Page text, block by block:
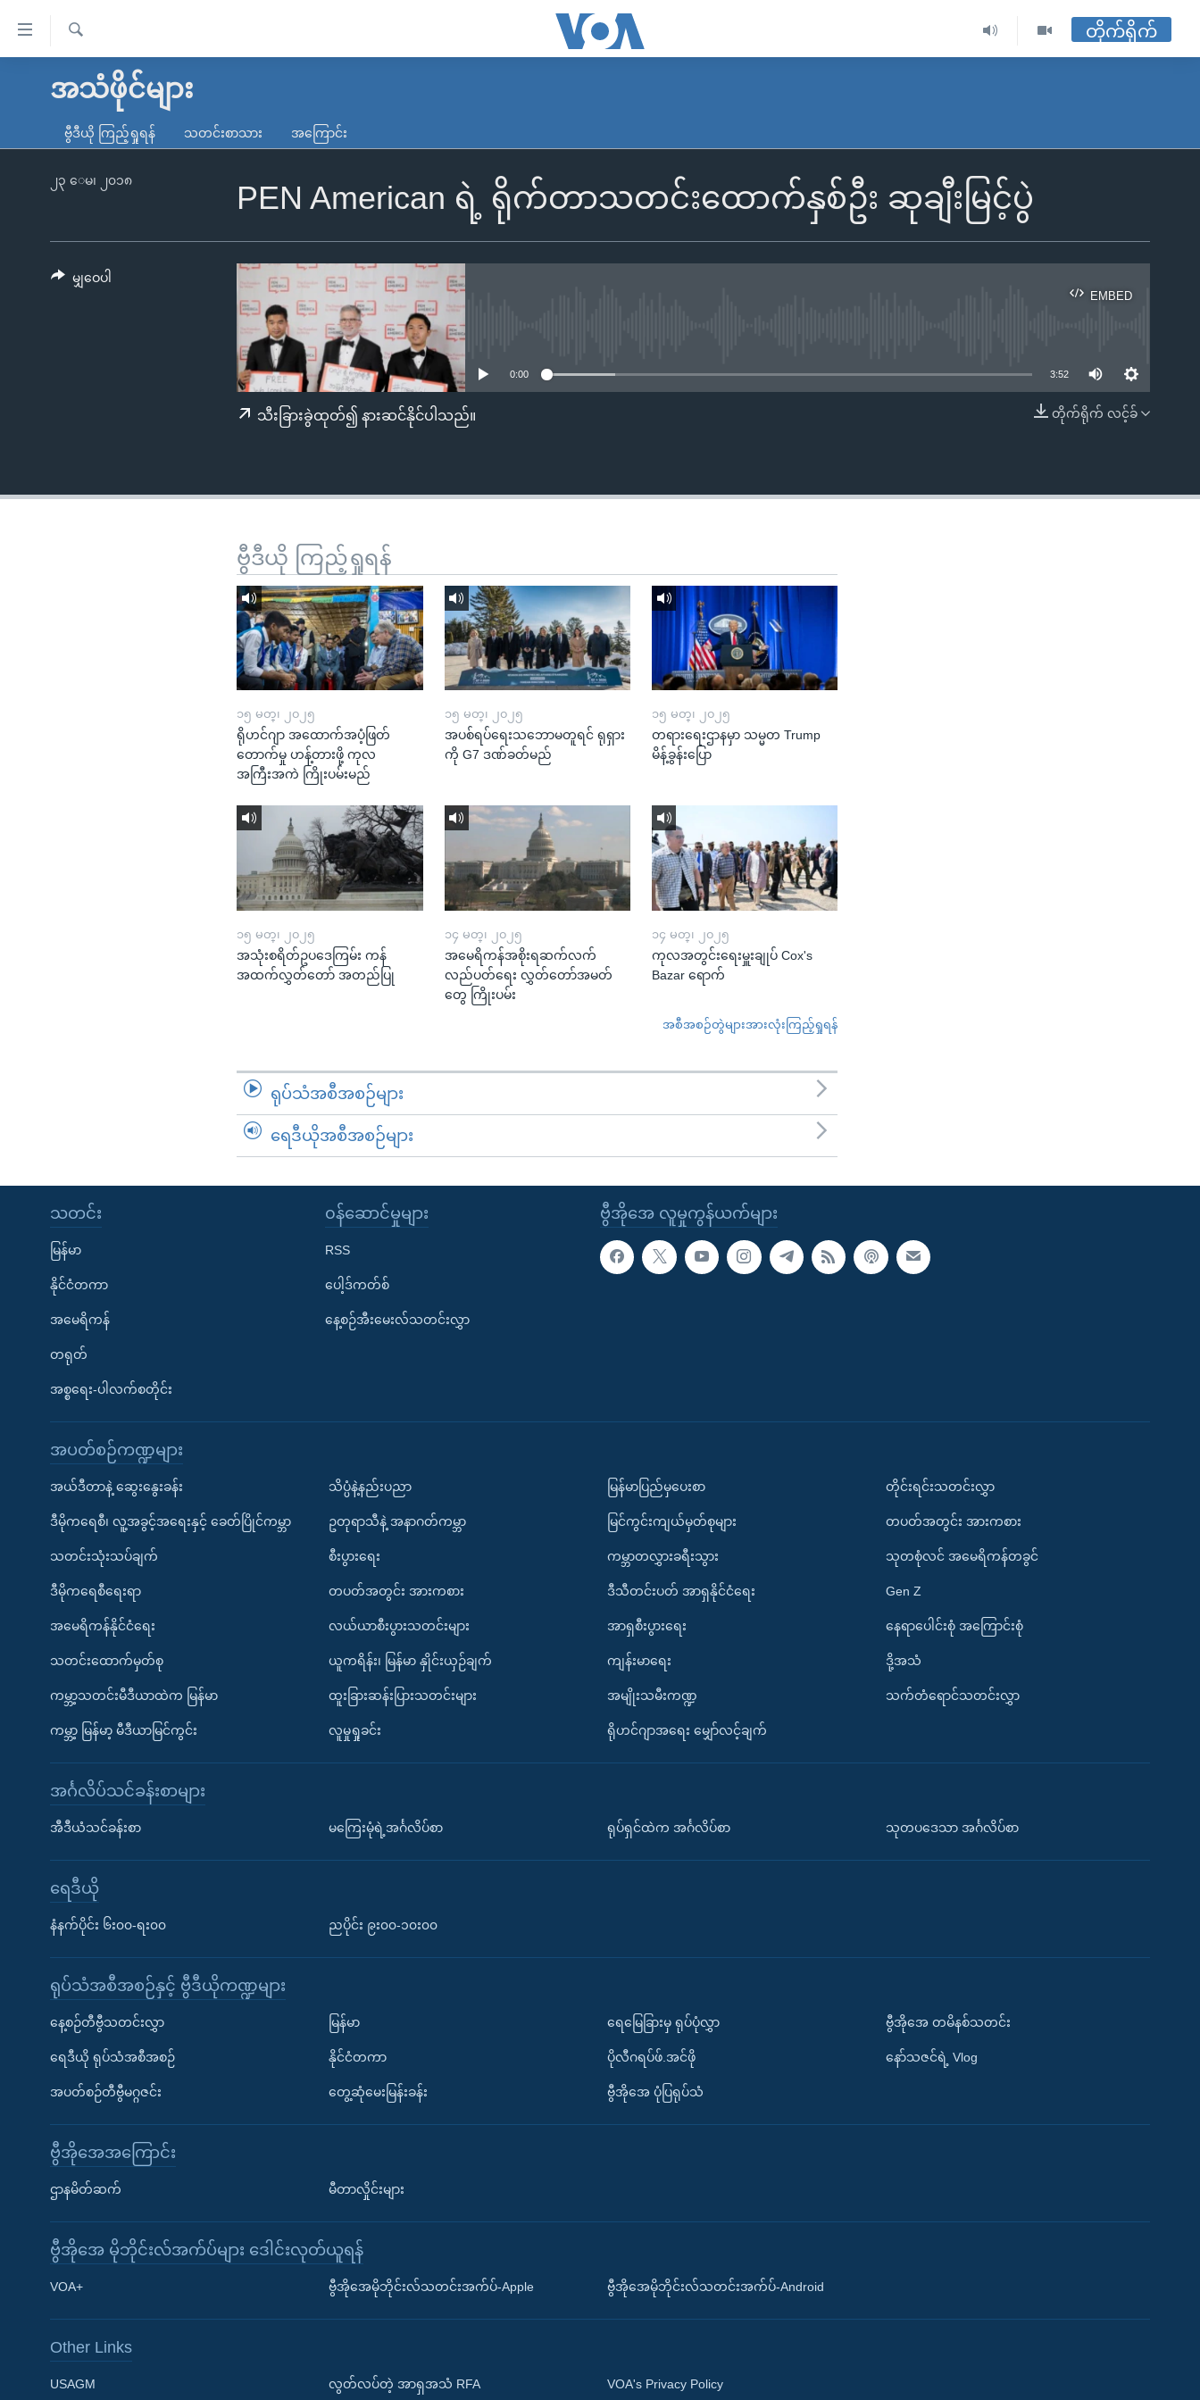
လွယ်ကူ
သည့်
ကျော်
မူလစာမျက်နှာ
ကမ္ဘာ့သတင်းများ
နိုင်ငံတကာ
တရုတ်
အစ္စရေး-ပါလက်စတိုင်း
ရပ်ဝန်းတခု လမ်းတခု အလွန်
အင်္ဂလိပ်စာလေ့လာမယ်
Learning English
ရ
တိုက်ရိုက်
အသံဖိုင်များ
ဗွီဒီယို ကြည့်ရှုရန် သတင်းစာသား အကြောင်း
PEN American ရဲ့ ရိုက်တာသတင်းထောက်နှစ်ဦး ဆုချီးမြင့်ပွဲ
၂၃ ေမ၊ ၂၀၁၈
EMBED
EMBED
0:00 3:52
တိုက်ရိုက် လင့်ခ်
သီးခြားခွဲထုတ်၍ နားဆင်နိုင်ပါသည်။
မျှဝေပါ
ဗွီဒီယို ကြည့်ရှုရန်
၁၅ မတ္၊ ၂၀၂၅
ရိုဟင်ဂျာ အထောက်အပံ့ဖြတ်
တောက်မှု ဟန့်တားဖို့ ကုလ
အကြီးအကဲ ကြိုးပမ်းမည်
၁၅ မတ္၊ ၂၀၂၅
အပစ်ရပ်ရေးသဘောမတူရင် ရုရှား
ကို G7 ဒဏ်ခတ်မည်
၁၅ မတ္၊ ၂၀၂၅
တရားရေးဌာနမှာ သမ္မတ Trump
မိန့်ခွန်းပြော
၁၅ မတ္၊ ၂၀၂၅
အသုံးစရိတ်ဥပဒေကြမ်း ကန်
အထက်လွှတ်တော် အတည်ပြု
၁၄ မတ္၊ ၂၀၂၅
အမေရိကန်အစိုးရဆက်လက်
လည်ပတ်ရေး လွှတ်တော်အမတ်
တွေ ကြိုးပမ်း
၁၄ မတ္၊ ၂၀၂၅
ကုလအတွင်းရေးမှူးချုပ် Cox's
Bazar ရောက်
အစီအစဉ်တွဲများအားလုံးကြည့်ရှုရန်
ရုပ်သံအစီအစဉ်များ
ရေဒီယိုအစီအစဉ်များ
ဗွီအိုအေ လူမှုကွန်ယက်များ
သတင်း
မြန်မာ
နိုင်ငံတကာ
အမေရိကန်
တရုတ်
အစ္စရေး-ပါလက်စတိုင်း
၀န်ဆောင်မှုများ
RSS
ပေါ့ဒ်ကတ်စ်
နေ့စဉ်အီးမေးလ်သတင်းလွှာ
အပတ်စဉ်ကဏ္ဍများ
အယ်ဒီတာနဲ့ ဆွေးနွေးခန်း
ဒီမိုကရေစီ၊ လူ့အခွင့်အရေးနှင့် ခေတ်ပြိုင်ကမ္ဘာ
သတင်းသုံးသပ်ချက်
ဒီမိုကရေစီရေးရာ
အမေရိကန်နိုင်ငံရေး
သတင်းထောက်မှတ်စု
ကမ္ဘာ့သတင်းမီဒီယာထဲက မြန်မာ
ကမ္ဘာ့ မြန်မာ့ မီဒီယာမြင်ကွင်း
သိပ္ပံနဲ့နည်းပညာ
ဥတုရာသီနဲ့ အနာဂတ်ကမ္ဘာ
စီးပွားရေး
တပတ်အတွင်း အားကစား
လယ်ယာစီးပွားသတင်းများ
ယူကရိန်း၊ မြန်မာ နှိုင်းယှဉ်ချက်
ထူးခြားဆန်းပြားသတင်းများ
လူမှုရှုခင်း
မြန်မာပြည်မှပေးစာ
မြင်ကွင်းကျယ်မှတ်စုများ
ကမ္ဘာတလွှားခရီးသွား
ဒီသီတင်းပတ် အာရှနိုင်ငံရေး
အာရှစီးပွားရေး
ကျန်းမာရေး
အမျိုးသမီးကဏ္ဍ
ရိုဟင်ဂျာအရေး မျှော်လင့်ချက်
တိုင်းရင်းသတင်းလွှာ
တပတ်အတွင်း အားကစား
သုတစုံလင် အမေရိကန်တခွင်
Gen Z
နေရာပေါင်းစုံ အကြောင်းစုံ
ဒို့အသံ
သက်တံရောင်သတင်းလွှာ
အင်္ဂလိပ်သင်ခန်းစာများ
အီဒီယံသင်ခန်းစာ မကြေးမုံရဲ့အင်္ဂလိပ်စာ ရုပ်ရှင်ထဲက အင်္ဂလိပ်စာ သုတပဒေသာ အင်္ဂလိပ်စာ
ရေဒီယို
နံနက်ပိုင်း ၆း၀၀-ရး၀၀ ညပိုင်း ၉း၀၀-၁၀း၀၀
ရုပ်သံအစီအစဉ်နှင့် ဗွီဒီယိုကဏ္ဍများ
နေ့စဉ်တီဗွီသတင်းလွှာ
ရေဒီယို ရုပ်သံအစီအစဉ်
အပတ်စဉ်တီဗွီမဂ္ဂဇင်း
မြန်မာ
နိုင်ငံတကာ
တွေ့ဆုံမေးမြန်းခန်း
ရေမြေခြားမှ ရုပ်ပုံလွှာ
ပိုလီဂရပ်ဖ်.အင်ဖို
ဗွီအိုအေ ပုံပြရုပ်သံ
ဗွီအိုအေ တမိနစ်သတင်း
နော်သဇင်ရဲ့ Vlog
ဗွီအိုအေအကြောင်း
ဌာနမိတ်ဆက် မီတာလှိုင်းများ
ဗွီအိုအေ မိုဘိုင်းလ်အက်ပ်များ ဒေါင်းလုတ်ယူရန်
VOA+ ဗွီအိုအေမိုဘိုင်းလ်သတင်းအက်ပ်-Apple ဗွီအိုအေမိုဘိုင်းလ်သတင်းအက်ပ်-Android
Other Links
USAGM လွတ်လပ်တဲ့ အာရှအသံ RFA VOA's Privacy Policy